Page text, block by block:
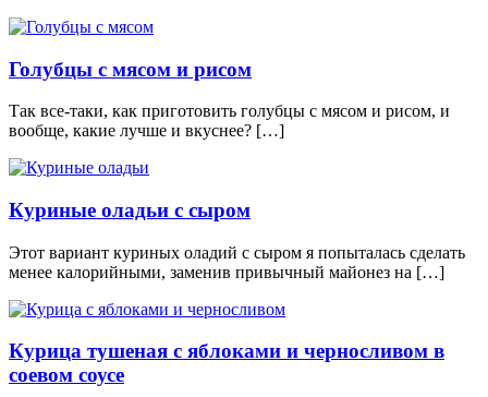
Голубцы с мясом и рисом
Так все-таки, как приготовить голубцы с мясом и рисом, и
вообще, какие лучше и вкуснее? […]
Куриные оладьи с сыром
Этот вариант куриных оладий с сыром я попыталась сделать
менее калорийными, заменив привычный майонез на […]
Курица тушеная с яблоками и черносливом в
соевом соусе